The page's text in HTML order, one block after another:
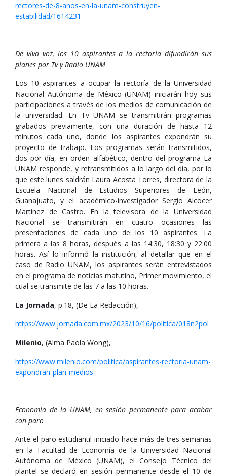
rectores-de-8-anos-en-la-unam-construyen-
estabilidad/1614231
De viva voz, los 10 aspirantes a la rectoría difundirán sus
planes por Tv y Radio UNAM
Los 10 aspirantes a ocupar la rectoría de la Universidad
Nacional Autónoma de México (UNAM) iniciarán hoy sus
participaciones a través de los medios de comunicación de
la universidad. En Tv UNAM se transmitirán programas
grabados previamente, con una duración de hasta 12
minutos cada uno, donde los aspirantes expondrán su
proyecto de trabajo. Los programas serán transmitidos,
dos por día, en orden alfabético, dentro del programa La
UNAM responde, y retransmitidos a lo largo del día, por lo
que este lunes saldrán Laura Acosta Torres, directora de la
Escuela Nacional de Estudios Superiores de León,
Guanajuato, y el académico-investigador Sergio Alcocer
Martínez de Castro. En la televisora de la Universidad
Nacional se transmitirán en cuatro ocasiones las
presentaciones de cada uno de los 10 aspirantes. La
primera a las 8 horas, después a las 14:30, 18:30 y 22:00
horas. Así lo informó la institución, al detallar que en el
caso de Radio UNAM, los aspirantes serán entrevistados
en el programa de noticias matutino, Primer movimiento, el
cual se transmite de las 7 a las 10 horas.
La Jornada, p.18, (De La Redacción),
https://www.jornada.com.mx/2023/10/16/politica/018n2pol
Milenio, (Alma Paola Wong),
https://www.milenio.com/politica/aspirantes-rectoria-unam-
expondran-plan-medios
Economía de la UNAM, en sesión permanente para acabar
con paro
Ante el paro estudiantil iniciado hace más de tres semanas
en la Facultad de Economía de la Universidad Nacional
Autónoma de México (UNAM), el Consejo Técnico del
plantel se declaró en sesión permanente desde el 10 de